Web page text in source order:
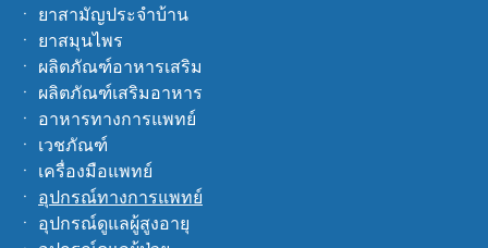
ㆍ ยาสามัญประจำบ้าน
ㆍ ยาสมุนไพร
ㆍ ผลิตภัณฑ์อาหารเสริม
ㆍ ผลิตภัณฑ์เสริมอาหาร
ㆍ อาหารทางการแพทย์
ㆍ เวชภัณฑ์
ㆍ เครื่องมือแพทย์
ㆍ อุปกรณ์ทางการแพทย์
ㆍ อุปกรณ์ดูแลผู้สูงอายุ